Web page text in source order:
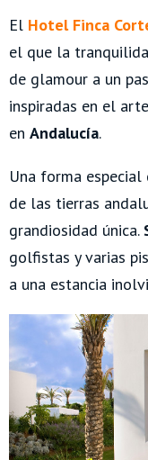
El Hotel Finca
el que la
de glamour a un
inspiradas en el
en Andalucía.
Una forma
de las tierras
grandiosidad única.
golfistas y varias
a una estancia